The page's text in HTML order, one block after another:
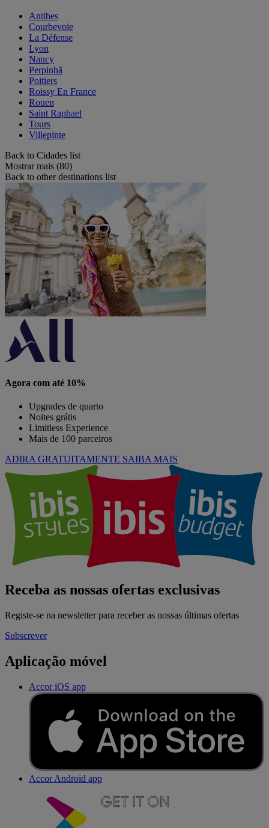
Antibes
Courbevoie
La Défense
Lyon
Nancy
Perpinhã
Poitiers
Roissy En France
Rouen
Saint Raphael
Tours
Villepinte
Back to Cidades list
Mostrar mais (80)
Back to other destinations list
Agora com até 10%
Upgrades de quarto
Noites grátis
Limitless Experience
Mais de 100 parceiros
ADIRA GRATUITAMENTE SAIBA MAIS
Receba as nossas ofertas exclusivas
Registe-se na newsletter para receber as nossas últimas ofertas
Subscrever
Aplicação móvel
Accor iOS app
Accor Android app